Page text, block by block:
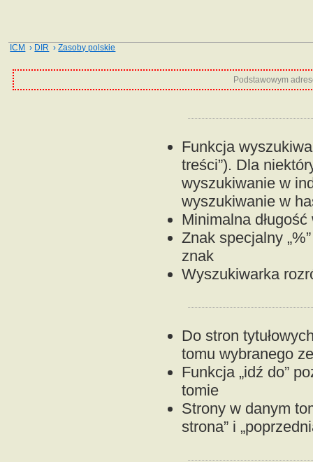
ICM › DIR ›Zasoby polskie
Podstawowym
Funkcja
treści”). Dla
wyszukiwanie w
wyszukiwanie w
Minimalna
Znak specjalny
znak
Wyszukiwarka
Do stron
tomu wybranego
Funkcja „idź do”
tomie
Strony w danym
strona” i